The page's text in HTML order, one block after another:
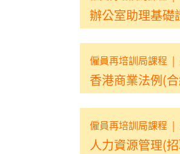
辦公室助理基礎
僱員再培訓局課程 |
香港商業法例(
僱員再培訓局課程 |
人力資源管理(